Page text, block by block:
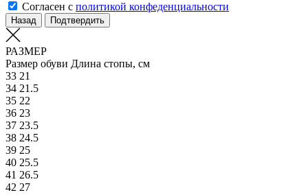
Согласен с политикой конфеденциальности
Назад Подтвердить
РАЗМЕР
Размер обуви Длина стопы, см
33 21
34 21.5
35 22
36 23
37 23.5
38 24.5
39 25
40 25.5
41 26.5
42 27